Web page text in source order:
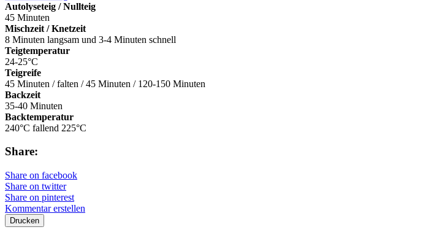
Autolyseteig / Nullteig
45 Minuten
Mischzeit / Knetzeit
8 Minuten langsam und 3-4 Minuten schnell
Teigtemperatur
24-25°C
Teigreife
45 Minuten / falten / 45 Minuten / 120-150 Minuten
Backzeit
35-40 Minuten
Backtemperatur
240°C fallend 225°C
Share:
Share on facebook
Share on twitter
Share on pinterest
Kommentar erstellen
Drucken